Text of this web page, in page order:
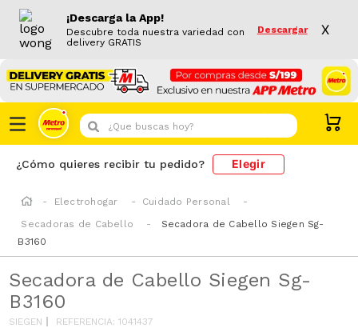
¡Descarga la App!
Descubre toda nuestra variedad con
delivery GRATIS
Descargar X
¿Que buscas hoy?
¿Cómo quieres recibir tu pedido? Elegir
Electrohogar
Cuidado Personal
Secadoras de Cabello
Secadora de Cabello Siegen Sg-
B3160
Secadora de Cabello Siegen Sg-
B3160
SIEGEN REFERENCIA:1041437